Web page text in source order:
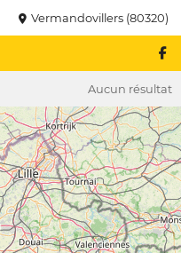
Vermandovillers (80320)
Aucun résultat